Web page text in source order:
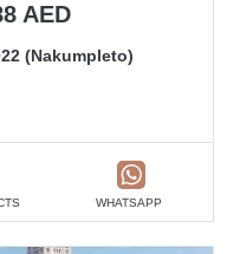
AED
(Nakumpleto)
WHATSAPP